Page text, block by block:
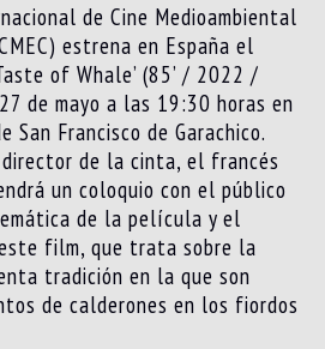
de Cine Medioambiental
estrena en España el
of Whale’ (85’ / 2022 /
de mayo a las 19:30 horas en
Francisco de Garachico.
de la cinta, el francés
un coloquio con el público
de la película y el
film, que trata sobre la
tradición en la que son
de calderones en los fiordos